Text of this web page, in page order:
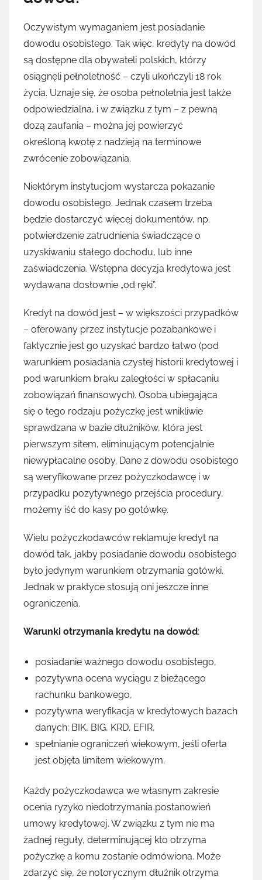
Oczywistym wymaganiem jest posiadanie
dowodu osobistego. Tak więc, kredyty na dowód
są dostępne dla obywateli polskich, którzy
osiągnęli pełnoletność – czyli ukończyli 18 rok
życia. Uznaje się, że osoba pełnoletnia jest także
odpowiedzialna, i w związku z tym – z pewną
dozą zaufania – można jej powierzyć
określoną kwotę z nadzieją na terminowe
zwrócenie zobowiązania.
Niektórym instytucjom wystarcza pokazanie
dowodu osobistego. Jednak czasem trzeba
będzie dostarczyć więcej dokumentów, np.
potwierdzenie zatrudnienia świadczące o
uzyskiwaniu stałego dochodu, lub inne
zaświadczenia. Wstępna decyzja kredytowa jest
wydawana dosłownie „od ręki”.
Kredyt na dowód jest – w większości przypadków
– oferowany przez instytucje pozabankowe i
faktycznie jest go uzyskać bardzo łatwo (pod
warunkiem posiadania czystej historii kredytowej i
pod warunkiem braku zaległości w spłacaniu
zobowiązań finansowych). Osoba ubiegająca
się o tego rodzaju pożyczkę jest wnikliwie
sprawdzana w bazie dłużników, która jest
pierwszym sitem, eliminującym potencjalnie
niewypłacalne osoby. Dane z dowodu osobistego
są weryfikowane przez pożyczkodawcę i w
przypadku pozytywnego przejścia procedury,
możemy iść do kasy po gotówkę.
Wielu pożyczkodawców reklamuje kredyt na
dowód tak, jakby posiadanie dowodu osobistego
było jedynym warunkiem otrzymania gotówki.
Jednak w praktyce stosują oni jeszcze inne
ograniczenia.
Warunki otrzymania kredytu na dowód:
posiadanie ważnego dowodu osobistego,
pozytywna ocena wyciągu z bieżącego
rachunku bankowego,
pozytywna weryfikacja w kredytowych bazach
danych: BIK, BIG, KRD, EFIR,
spełnianie ograniczeń wiekowym, jeśli oferta
jest objęta limitem wiekowym.
Każdy pożyczkodawca we własnym zakresie
ocenia ryzyko niedotrzymania postanowień
umowy kredytowej. W związku z tym nie ma
żadnej reguły, determinującej kto otrzyma
pożyczkę a komu zostanie odmówiona. Może
zdarzyć się, że notorycznym dłużnik otrzyma